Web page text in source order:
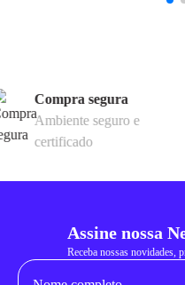
Compra segura
Ambiente seguro e
certificado
Assine nossa
Receba nossas novidades,